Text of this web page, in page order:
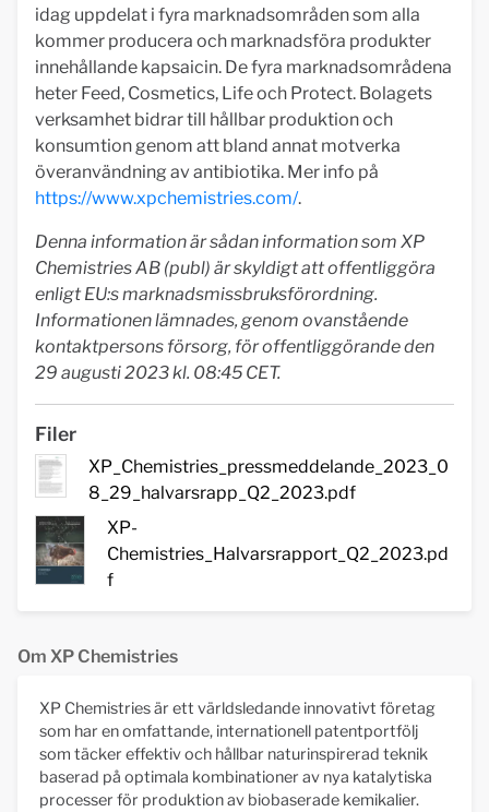
idag uppdelat i fyra marknadsområden som alla
kommer producera och marknadsföra produkter
innehållande kapsaicin. De fyra marknadsområdena
heter Feed, Cosmetics, Life och Protect. Bolagets
verksamhet bidrar till hållbar produktion och
konsumtion genom att bland annat motverka
överanvändning av antibiotika. Mer info på
https://www.xpchemistries.com/.
Denna information är sådan information som XP
Chemistries AB (publ) är skyldigt att offentliggöra
enligt EU:s marknadsmissbruksförordning.
Informationen lämnades, genom ovanstående
kontaktpersons försorg, för offentliggörande den
29 augusti 2023 kl. 08:45 CET.
Filer
XP_Chemistries_pressmeddelande_2023_0
8_29_halvarsrapp_Q2_2023.pdf
XP-
Chemistries_Halvarsrapport_Q2_2023.pd
f
Om XP Chemistries
XP Chemistries är ett världsledande innovativt företag
som har en omfattande, internationell patentportfölj
som täcker effektiv och hållbar naturinspirerad teknik
baserad på optimala kombinationer av nya katalytiska
processer för produktion av biobaserade kemikalier.